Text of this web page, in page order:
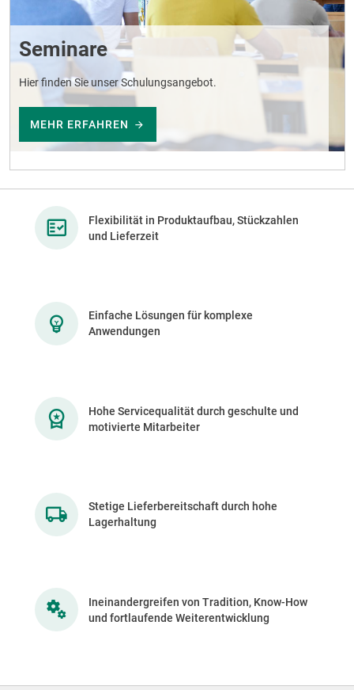
Seminare
Hier finden Sie unser Schulungsangebot.
MEHR ERFAHREN
Flexibilität in Produktaufbau, Stückzahlen
und Lieferzeit
Einfache Lösungen für komplexe
Anwendungen
Hohe Servicequalität durch geschulte und
motivierte Mitarbeiter
Stetige Lieferbereitschaft durch hohe
Lagerhaltung
Ineinandergreifen von Tradition, Know-How
und fortlaufende Weiterentwicklung